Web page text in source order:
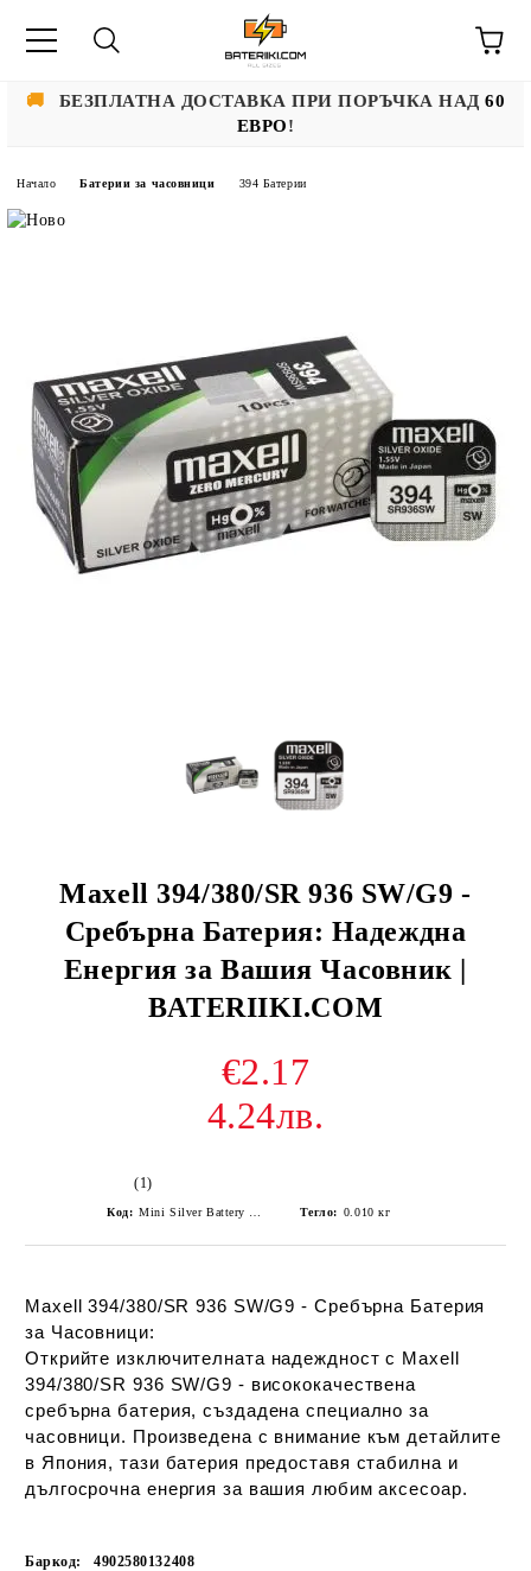
🚚 БЕЗПЛАТНА ДОСТАВКА ПРИ ПОРЪЧКА НАД60
ЕВРО!
Начало Батерии за часовници 394 Батерии
Maxell 394/380/SR 936 SW/G9 -
Сребърна Батерия: Надеждна
Енергия за Вашия Часовник |
BATERIIKI.COM
€2.17
4.24лв.
(1)
Код: Тегло: 0.010 кг
Maxell 394/380/SR 936 SW/G9 - Сребърна Батерия
за Часовници:
Открийте изключителната надеждност с Maxell
394/380/SR 936 SW/G9 - висококачествена
сребърна батерия, създадена специално за
часовници. Произведена с внимание към детайлите
в Япония, тази батерия предоставя стабилна и
дългосрочна енергия за вашия любим аксесоар.
Баркод: 4902580132408